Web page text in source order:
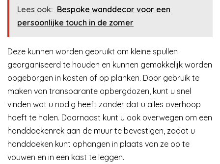
Lees ook: Bespoke wanddecor voor een
persoonlijke touch in de zomer
Deze kunnen worden gebruikt om kleine spullen
georganiseerd te houden en kunnen gemakkelijk worden
opgeborgen in kasten of op planken. Door gebruik te
maken van transparante opbergdozen, kunt u snel
vinden wat u nodig heeft zonder dat u alles overhoop
hoeft te halen. Daarnaast kunt u ook overwegen om een
handdoekenrek aan de muur te bevestigen, zodat u
handdoeken kunt ophangen in plaats van ze op te
vouwen en in een kast te leggen.